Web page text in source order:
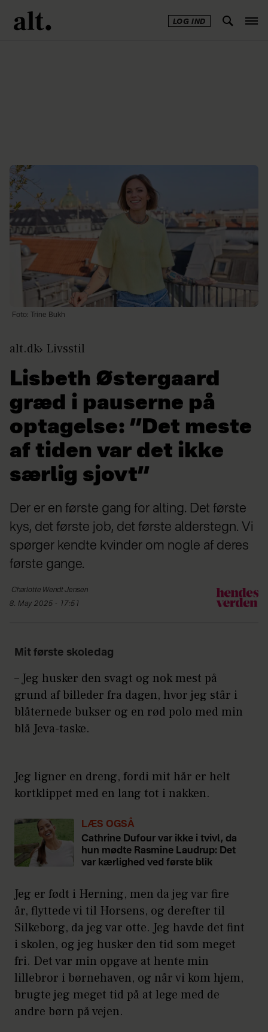
LOG IND
Foto: Trine Bukh
alt.dk Livsstil
Lisbeth Østergaard
græd i pauserne på
optagelse: ”Det meste
af tiden var det ikke
særlig sjovt”
Der er en første gang for alting. Det første
kys, det første job, det første alderstegn. Vi
spørger kendte kvinder om nogle af deres
første gange.
Charlotte WendtJensen
8. May 2025 - 17:51
Mit første skoledag
– Jeg husker den svagt og nok mest på
grund af billeder fra dagen, hvor jeg står i
blåternede bukser og en rød polo med min
blå Jeva-taske.
Jeg ligner en dreng, fordi mit hår er helt
kortklippet med en lang tot i nakken.
LÆS OGSÅ
Cathrine Dufour var ikke i tvivl, da
hun mødte Rasmine Laudrup: Det
var kærlighed ved første blik
Jeg er født i Herning, men da jeg var fire
år, flyttede vi til Horsens, og derefter til
Silkeborg, da jeg var otte. Jeg havde det fint
i skolen, og jeg husker den tid som meget
fri. Det var min opgave at hente min
lillebror i børnehaven, og når vi kom hjem,
brugte jeg meget tid på at lege med de
andre børn på vejen.